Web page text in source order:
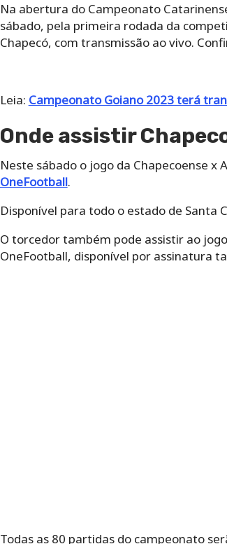
Na abertura do Campeonato
sábado, pela primeira rodada da
Chapecó, com transmissão ao vivo.
Leia: Campeonato Goiano 2023 terá
Onde assistir
Neste sábado o jogo da Chapecoense x
OneFootball.
Disponível para todo o estado de Santa
O torcedor também pode assistir ao
OneFootball, disponível por assinatura
Todas as 80 partidas do campeonato